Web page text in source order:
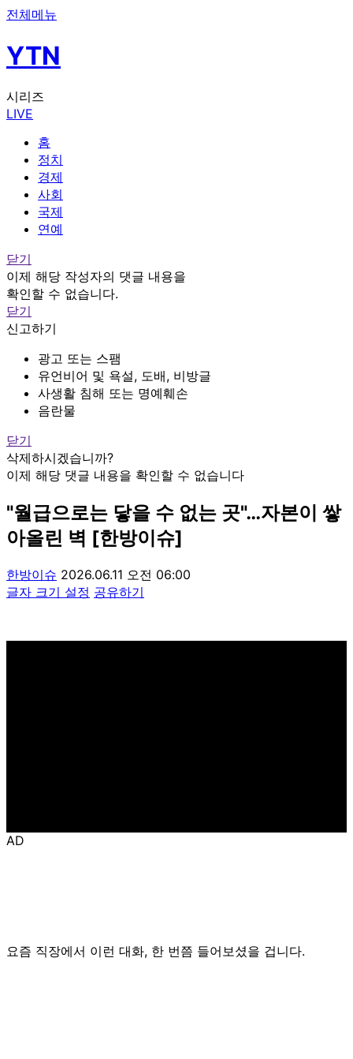
전체메뉴
YTN
시리즈
LIVE
홈
정치
경제
사회
국제
연예
닫기
이제 해당 작성자의 댓글 내용을
확인할 수 없습니다.
닫기
신고하기
광고 또는 스팸
유언비어 및 욕설, 도배, 비방글
사생활 침해 또는 명예훼손
음란물
닫기
삭제하시겠습니까?
이제 해당 댓글 내용을 확인할 수 없습니다
"월급으로는 닿을 수 없는 곳"…자본이 쌓
아올린 벽 [한방이슈]
한방이슈 2026.06.11 오전 06:00
글자 크기 설정 공유하기
AD
요즘 직장에서 이런 대화, 한 번쯤 들어보셨을 겁니다.